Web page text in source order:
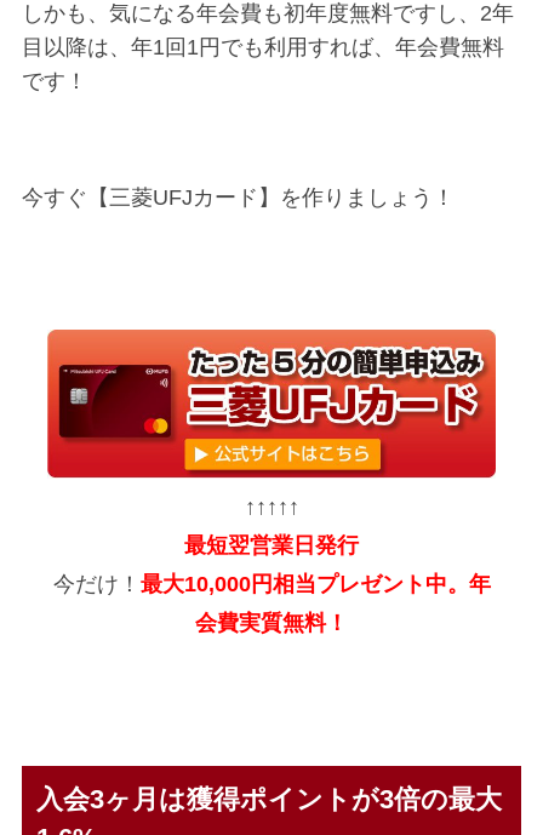
しかも、気になる年会費も初年度無料ですし、2年
目以降は、年1回1円でも利用すれば、年会費無料
です！
今すぐ【三菱UFJカード】を作りましょう！
↑↑↑↑↑
最短翌営業日発行
今だけ！ 最大10,000円相当プレゼント中。年
会費実質無料！
入会3ヶ月は獲得ポイントが3倍の最大